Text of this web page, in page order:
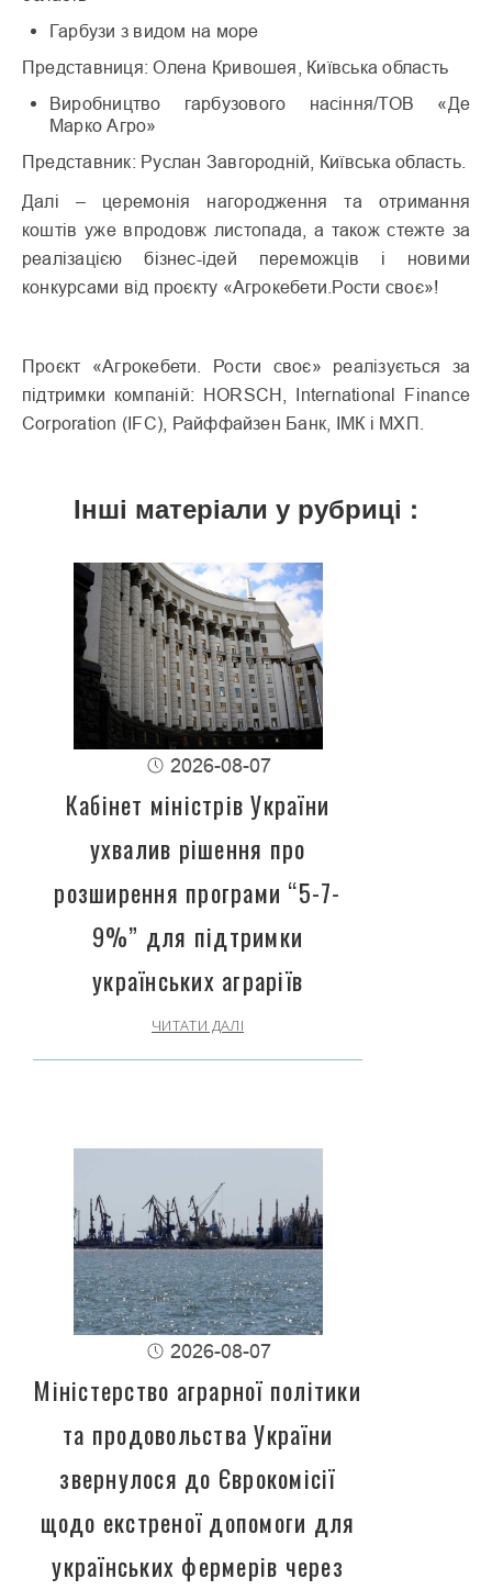
Гарбузи з видом на море
Представниця: Олена Кривошея, Київська область
Виробництво гарбузового насіння/ТОВ «Де
Марко Агро»
Представник: Руслан Завгородній, Київська область.
Далі – церемонія нагородження та отримання
коштів уже впродовж листопада, а також стежте за
реалізацією бізнес-ідей переможців і новими
конкурсами від проєкту «Агрокебети.Рости своє»!
Проєкт «Агрокебети. Рости своє» реалізується за
підтримки компаній: HORSCH, International Finance
Corporation (IFC), Райффайзен Банк, ІМК і МХП.
Інші матеріали у рубриці :
2026-08-07
Кабінет міністрів України
ухвалив рішення про
розширення програми “5-7-
9%” для підтримки
українських аграріїв
ЧИТАТИ ДАЛІ
2026-08-07
Міністерство аграрної політики
та продовольства України
звернулося до Єврокомісії
щодо екстреної допомоги для
українських фермерів через